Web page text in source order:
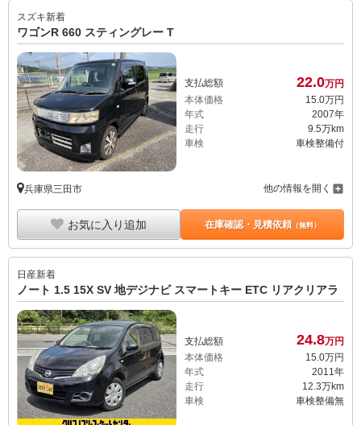
スズキ新着
ワゴンR 660 スティングレー T
支払総額 22.0万円
本体価格
15. 0万円
年式
2007年
走行
9.5万km
車検
車検整備付
兵庫県三田市 他の情報を開く
お気に入り追加 在庫確認・見積依頼（無料）
日産新着
ノート 1.5 15X SV 地デジナビ スマートキー ETC リアクリアラ
支払総額 24.8万円
本体価格
15.0万円
年式
2011年
走行
12.3万km
車検
車検整備無